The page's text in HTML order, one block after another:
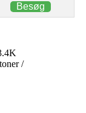
Besøg
/